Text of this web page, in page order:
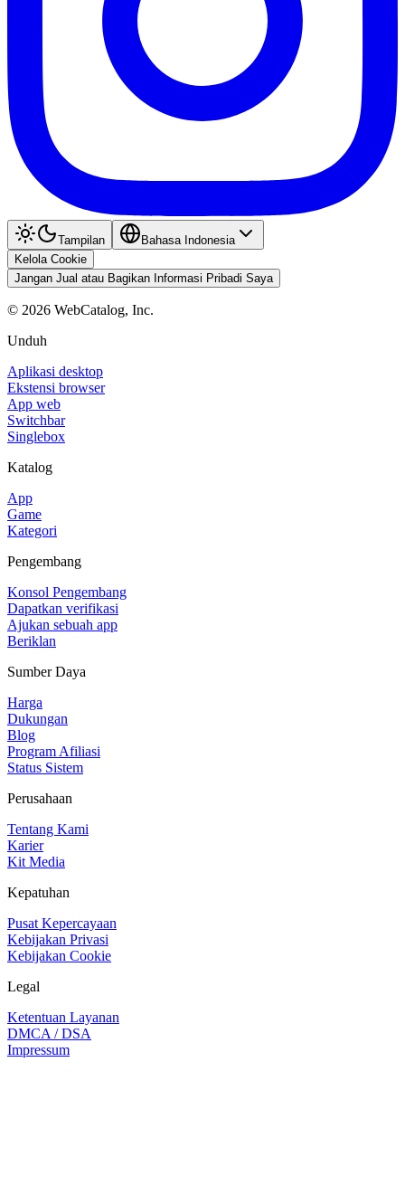
Tampilan
Bahasa Indonesia
Kelola Cookie
Jangan Jual atau Bagikan Informasi Pribadi Saya
© 2026 WebCatalog, Inc.
Unduh
Aplikasi desktop
Ekstensi browser
App web
Switchbar
Singlebox
Katalog
App
Game
Kategori
Pengembang
Konsol Pengembang
Dapatkan verifikasi
Ajukan sebuah app
Beriklan
Sumber Daya
Harga
Dukungan
Blog
Program Afiliasi
Status Sistem
Perusahaan
Tentang Kami
Karier
Kit Media
Kepatuhan
Pusat Kepercayaan
Kebijakan Privasi
Kebijakan Cookie
Legal
Ketentuan Layanan
DMCA / DSA
Impressum